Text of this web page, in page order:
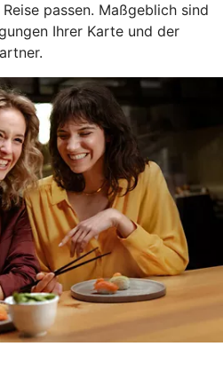
passen. Maßgeblich sind
Ihrer Karte und der